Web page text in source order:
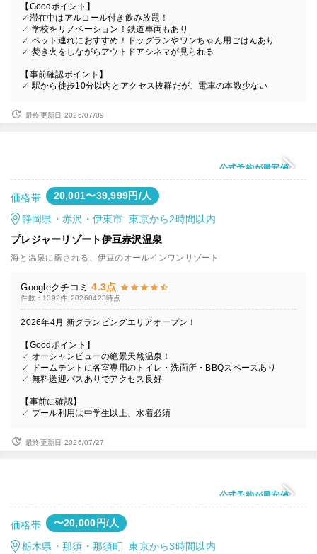
【Goodポイント】
✓滞在中はアルコール付き飲み放題！
✓ 学校をリノベーション！鉄道車両もあり
✓ ペット連れにおすすめ！ドッグランやワンちゃん用ごはんあり
✓ 焚き火をしながらアウトドアシネマが見られる
【事前確認ポイント】
✓ 駅から徒歩10分以内とアクセス抜群だが、電車の本数少ない
最終更新日 2026/07/09
公式予約が最安値
価格帯 20,001〜39,999円/人
静岡県・赤沢・伊東市 東京から2時間以内
プレジャーリゾート伊豆赤沢温泉
海と温泉に癒される、伊豆のオールインワンリゾート
Googleクチコミ 4.3点
件数：1392件 20260423時点
2026年4月 新グランピングエリアオープン！
【Goodポイント】
✓ オーシャンビューの絶景天然温泉！
✓ ドームテントに各室専用のトイレ・洗面所・BBQスペースあり
✓ 無料送迎バスありでアクセス良好
【事前に確認】
✓ プール利用は中学生以上、水着必須
最終更新日 2026/07/27
公式予約が最安値
価格帯 〜20,000円/人
栃木県・那須・那須町 東京から3時間以内